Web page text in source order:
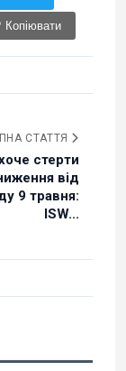
Копіювати
СТАТТЯ
стерти
від
9 травня:
ISW...